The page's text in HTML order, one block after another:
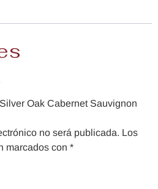
Oak Cabernet Sauvignon
no será publicada. Los
marcados con *